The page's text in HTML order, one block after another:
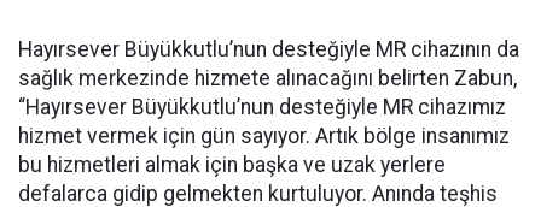
Hayırsever Büyükkutlu’nun desteğiyle MR cihazının da
sağlık merkezinde hizmete alınacağını belirten Zabun,
“Hayırsever Büyükkutlu’nun desteğiyle MR cihazımız
hizmet vermek için gün sayıyor. Artık bölge insanımız
bu hizmetleri almak için başka ve uzak yerlere
defalarca gidip gelmekten kurtuluyor. Anında teşhis